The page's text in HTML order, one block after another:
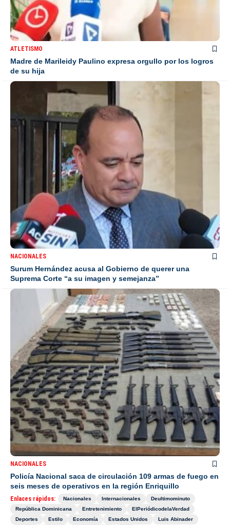
ATLETISMO
Madre de Marileidy Paulino expresa orgullo por los logros
de su hija
NACIONALES
Surum Hernández acusa al Gobierno de querer una
Suprema Corte “a su imagen y semejanza”
NACIONALES
Policía Nacional saca de circulación 109 armas de fuego en
seis meses de operativos en la región Enriquillo
Enlaces rápidos: Nacionales Internacionales
Deultimominuto
República Dominicana
Entretenimiento
ElPeriódicodelaVerdad
Deportes
Estilo Economía Estados Unidos
Luis Abinader